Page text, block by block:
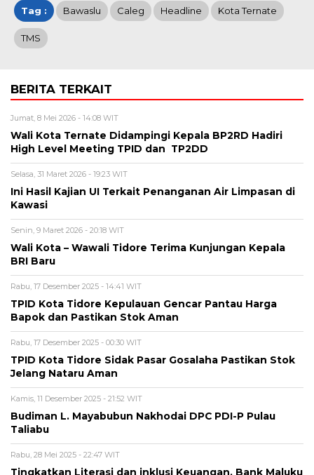
Tag : Bawaslu Caleg Headline Kota Ternate
TMS
BERITA TERKAIT
Jumat, 8 Mei 2026 - 14:08 WIT
Wali Kota Ternate Didampingi Kepala BP2RD Hadiri
High Level Meeting TPID dan TP2DD
Selasa, 31 Maret 2026 - 19:23 WIT
Ini Hasil Kajian UI Terkait Penanganan Air Limpasan di
Kawasi
Senin, 9 Maret 2026 - 20:18 WIT
Wali Kota – Wawali Tidore Terima Kunjungan Kepala
BRI Baru
Rabu, 17 Desember 2025 - 14:41 WIT
TPID Kota Tidore Kepulauan Gencar Pantau Harga
Bapok dan Pastikan Stok Aman
Rabu, 17 Desember 2025 - 00:30 WIT
TPID Kota Tidore Sidak Pasar Gosalaha Pastikan Stok
Jelang Nataru Aman
Kamis, 11 Desember 2025 - 21:52 WIT
Budiman L. Mayabubun Nakhodai DPC PDI-P Pulau
Taliabu
Rabu, 28 Mei 2025 - 22:47 WIT
Tingkatkan Literasi dan inklusi Keuangan, Bank Maluku